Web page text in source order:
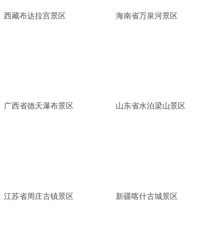
西藏布达拉宫景区 海南省万泉河景区
广西省德天瀑布景区 山东省水泊梁山景区
江苏省周庄古镇景区 新疆喀什古城景区